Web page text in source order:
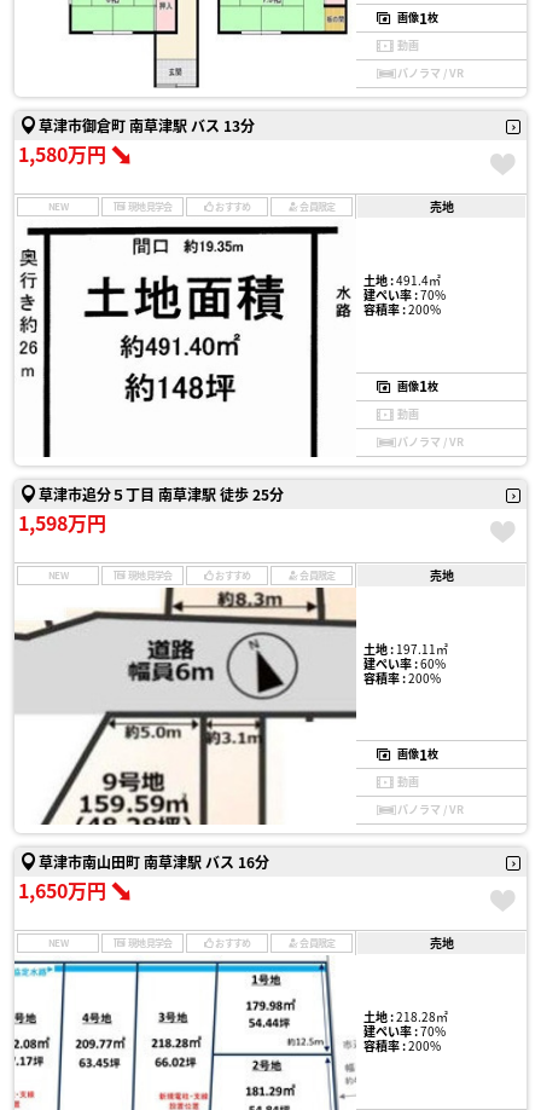
画像1枚
動画
パノラマ / VR
草津市御倉町 南草津駅 バス 13分
1,580万円
NEW 現地見学会 おすすめ 会員限定 売地
土地 :491.4㎡
建ぺい率 :70%
容積率 :200%
画像1枚
動画
パノラマ / VR
草津市追分５丁目 南草津駅 徒歩 25分
1,598万円
NEW 現地見学会 おすすめ 会員限定 売地
土地 :197.11㎡
建ぺい率 :60%
容積率 :200%
画像1枚
動画
パノラマ / VR
草津市南山田町 南草津駅 バス 16分
1,650万円
NEW 現地見学会 おすすめ 会員限定 売地
土地 :218.28㎡
建ぺい率 :70%
容積率 :200%